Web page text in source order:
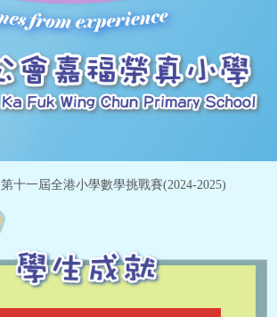
第十一屆全港小學數學挑戰賽(2024-2025)